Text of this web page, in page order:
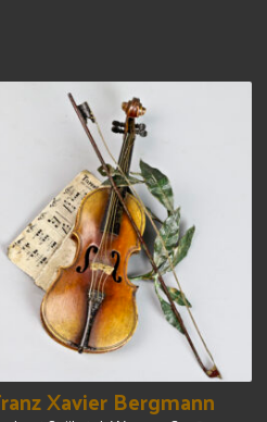
Xavier Bergmann